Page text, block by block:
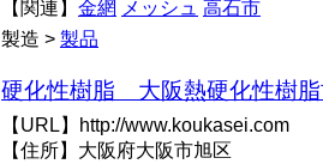
【関連】 金網 メッシュ 高石市
製造 > 製品
硬化性樹脂 大阪熱硬化性樹
【URL】http://www.koukasei.com
【住所】大阪府大阪市旭区